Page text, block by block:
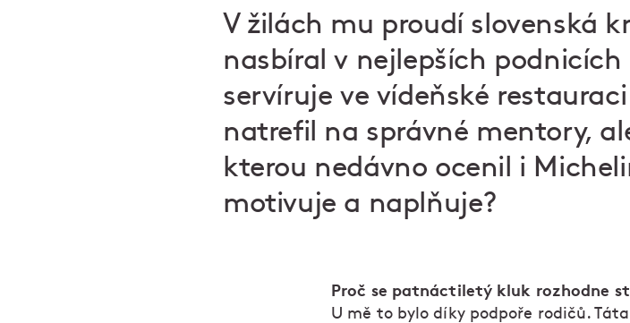
V žilách mu proudí slovenská
nasbíral v nejlepších
servíruje ve vídeňské restauraci
natrefil na správné mentory,
kterou nedávno ocenil i
motivuje a naplňuje?
Proč se patnáctiletý kluk rozhodne
U mě to bylo díky podpoře rodičů.